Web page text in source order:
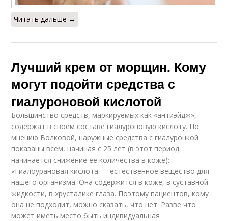
Читать дальше →
Лучший крем от морщин. Кому
могут подойти средства с
гиалуроновой кислотой
Большинство средств, маркируемых как «антиэйдж»,
содержат в своем составе гиалуроновую кислоту. По
мнению Волковой, наружные средства с гиалуронкой
показаны всем, начиная с 25 лет (в этот период
начинается снижение ее количества в коже):
«Гиалоурановая кислота — естественное вещество для
нашего организма. Она содержится в коже, в суставной
жидкости, в хрусталике глаза. Поэтому пациентов, кому
она не подходит, можно сказать, что нет. Разве что
может иметь место быть индивидуальная